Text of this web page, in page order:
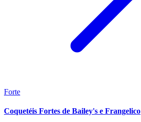
Forte
Coquetéis Fortes de Bailey's e Frangelico